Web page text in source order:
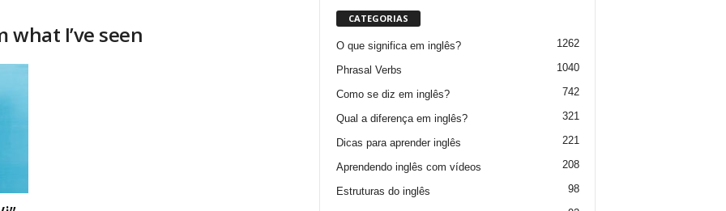
what I’ve seen
CATEGORIAS
O que significa em inglês? 1262
Phrasal Verbs 1040
Como se diz em inglês? 742
Qual a diferença em inglês? 321
Dicas para aprender inglês 221
Aprendendo inglês com vídeos 208
Estruturas do inglês 98